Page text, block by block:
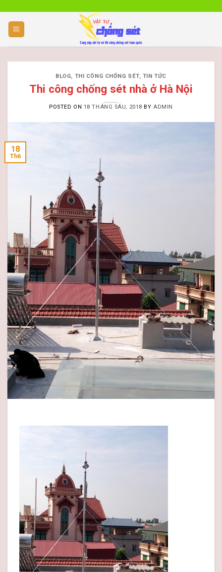
content
BLOG, THI CÔNG CHỐNG SÉT, TIN TỨC
Thi công chống sét nhà ở Hà Nội
POSTED ON 18 THÁNG SÁU, 2018 BYADMIN
18
Th6